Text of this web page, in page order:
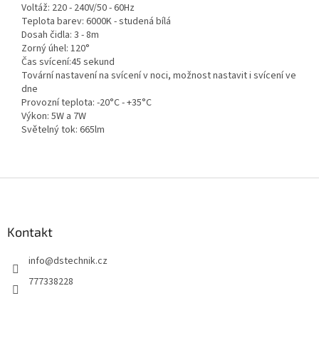
Voltáž: 220 - 240V/50 - 60Hz
Teplota barev: 6000K - studená bílá
Dosah čidla: 3 - 8m
Zorný úhel: 120°
Čas svícení:45 sekund
Tovární nastavení na svícení v noci, možnost nastavit i svícení ve
dne
Provozní teplota: -20°C - +35°C
Výkon: 5W a 7W
Světelný tok: 665lm
Kontakt
info@dstechnik.cz
777338228